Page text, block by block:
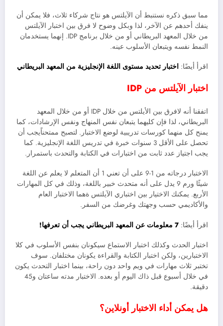
مما سبق ذكره نستنبط أن الآيلتس هو نتاج شركاء ثلاث، فلا يمكن أن
ينفك أحدهم عن الآخر، لذا وبكل وضوح لا فرق بين اختبار الآيلتس
من خلال المعهد البريطاني أو من خلال برنامج IDP. إنهما يستخدمان
النمط نفسه ويتبعان الأسلوب عينه.
اقرأ أيضًا: اختبار تحديد مستوى اللغة الإنجليزية من المعهد البريطاني
اختبار الآيلتس من IDP
اتفقنا أنه لافرق بين الأيلتس من خلال IDP أو من خلال المعهد
البريطاني، لذا فإن كليهما يتبعان نفس المنهاج ونفس الإرشادات، كما
يمنح كل منهما كورسات تدريبية لوضع الاختبار. لتصبح ممتحناًيجب أن
تحصل على الأقل 3 سنوات خبرة في تدريس اللغة الإنجليزية. كما
يجب اجتياز عدد ثابت من اختبارات في الكتابة والتحدث باستمرار.
الاختبار درجاته من 1-9 على أن تعني 1 أن المتعلم لا يعلم عن اللغة
شيئًا ورم 9 يدل على أنه متحدث خبير باللغة، وذلك في كل المهارات
الأربع. يمكنك الاختيار بين اختباري الآيلتس ةهما الاختبار العام
والأكاديمي حسب وجهتك وغرضك من السفر.
اقرأ أيضًا: 7 معلومات عن المعهد البريطاني يجب أن تعرفها!
اختبار الحدث وكذلك اختبار الاستماع سيكونان بنفس الأسلوب في كلا
الاختبارين، ولكن اختبار الكتابة والقراءة يكونان مختلفان. سوف
تختبر ثلاث مهارات في ويم واحد دون راحة، بينما اختبار التحدث يكون
في خلال أسبوع قبل ذاك اليوم أو بعده. الاختبار مدته ساعتان و45
دقيقة.
هل يمكن أداء الاختبار أونلاين؟